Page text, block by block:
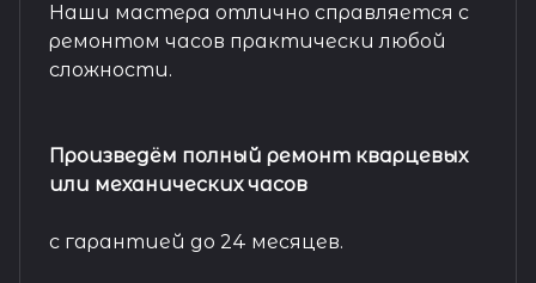
Наши мастера отлично справляется с
ремонтом часов практически любой
сложности.
Произведём полный ремонт кварцевых
или механических часов
с гарантией до 24 месяцев.